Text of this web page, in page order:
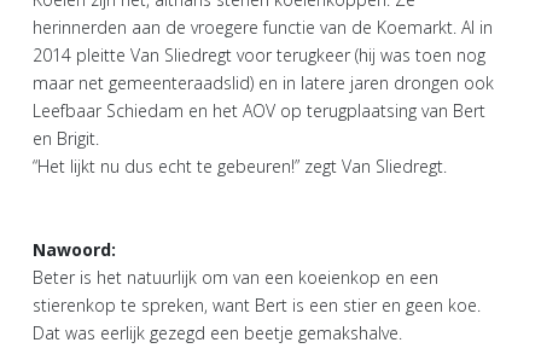
herinnerden aan de vroegere functie van de Koemarkt. Al in
2014 pleitte Van Sliedregt voor terugkeer (hij was toen nog
maar net gemeenteraadslid) en in latere jaren drongen ook
Leefbaar Schiedam en het AOV op terugplaatsing van Bert
en Brigit.
“Het lijkt nu dus echt te gebeuren!” zegt Van Sliedregt.
Nawoord:
Beter is het natuurlijk om van een koeienkop en een
stierenkop te spreken, want Bert is een stier en geen koe.
Dat was eerlijk gezegd een beetje gemakshalve.